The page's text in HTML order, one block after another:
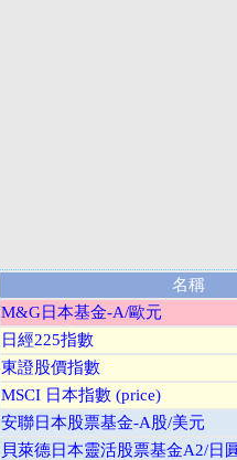
名稱
M&G日本基金-A/歐元
日經225指數
東證股價指數
MSCI 日本指數 (price)
安聯日本股票基金-A股/美元
貝萊德日本靈活股票基金A2/日